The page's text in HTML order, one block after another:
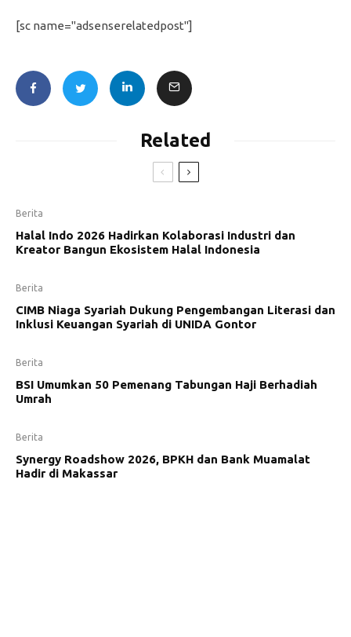
[sc name="adsenserelatedpost"]
Related
Berita
Halal Indo 2026 Hadirkan Kolaborasi Industri dan
Kreator Bangun Ekosistem Halal Indonesia
Berita
CIMB Niaga Syariah Dukung Pengembangan Literasi dan
Inklusi Keuangan Syariah di UNIDA Gontor
Berita
BSI Umumkan 50 Pemenang Tabungan Haji Berhadiah
Umrah
Berita
Synergy Roadshow 2026, BPKH dan Bank Muamalat
Hadir di Makassar